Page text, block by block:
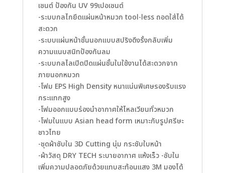
เซนต์ ป้องกัน UV 99เปอเซนต์
-ระบบกลไกยึดแผ่นหน้าหมวก tool-less ถอดใส่ได้
สะดวก
-ระบบแผ่นหน้าชั้นนอกแบบสปริงดึงรั้งกลับเพิ่ม
ความแนบสนิทป้องกันลม
-ระบบกลไลเปิดปิดแผ่นชั้นในใช้งานได้สะดวกจาก
ภายนอกหมวก
-โฟม EPS High Density หนาแน่นพิเศษรองรับแรง
กระแทกสูง
-โฟมออกแบบร่องนำอากาศให้ไหลเวียนทั่วหมวก
-โฟมในแบบ Asian head form เหมาะกับรูปศรีษะ
ชาวไทย
-ชุดผ้าซับใน 3D Cutting นุ่ม กระชับใบหน้า
-ผ้าวัสดุ DRY TECH ระบายอากาศ แห้งเร็ว -ซับใน
เพิ่มความปลอดภัยด้วยแทบสะท้อนแสง 3M มองได้